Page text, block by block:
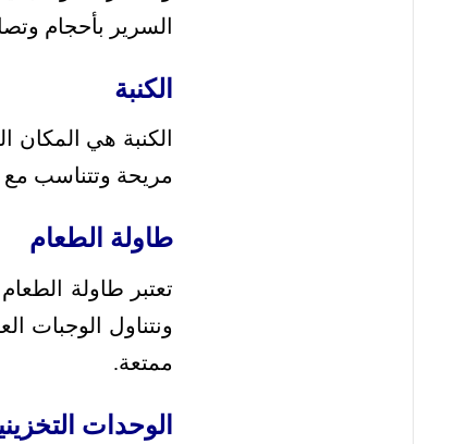
السرير بأحجام
الكنبة
الكنبة هي المكان
مريحة وتتناسب مع
طاولة الطعام
تعتبر طاولة
ونتناول الوجبات
ممتعة.
الوحدات